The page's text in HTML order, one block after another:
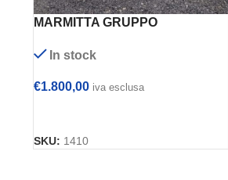
MARMITTA GRUPPO
In stock
€1.800,00 iva esclusa
SKU: 1410